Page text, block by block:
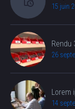
15 juin
Rendu
26
Lorem
14